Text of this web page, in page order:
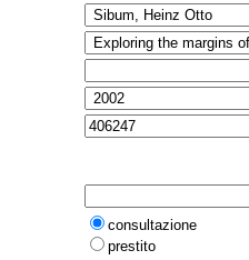
consultazione
prestito